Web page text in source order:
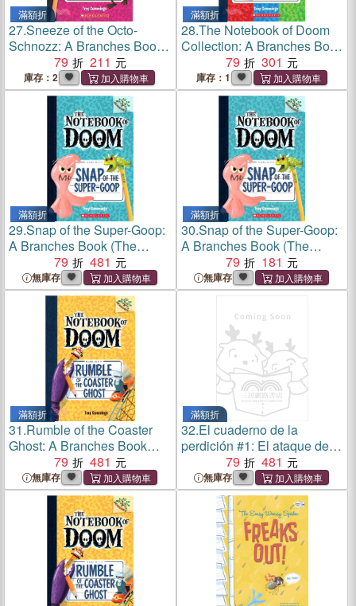
滿額折
27.Sneeze of the Octo-
Schnozz: A Branches Book
(The Notebook of Doom
#11)(平裝本)
79 211
庫存：2
滿額折
28.The Notebook of Doom
Collection: A Branches Book
(Books #1-3)(平裝本)
79 301
庫存：1
滿額折
29.Snap of the Super-Goop:
A Branches Book (The
Notebook of Doom #10)(精
裝本)
79 481
無庫存
滿額折
30.Snap of the Super-Goop:
A Branches Book (The
Notebook of Doom #10)(平
裝本)
79 181
無庫存
滿額折
31.Rumble of the Coaster
Ghost: A Branches Book
(The Notebook of Doom #9)
79 481
無庫存
滿額折
32.El cuaderno de la
perdición #1: El ataque de
los globos peleones (The
Rise of the Balloon Goons)
79 481
無庫存